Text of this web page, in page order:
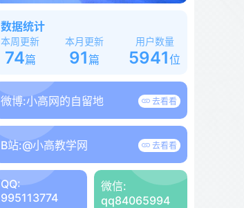
数据统计
本周更新
74篇
本月更新
91篇
用户数量
5941位
微博:小高网的自留地 去看看
B站:@小高教学网 去看看
QQ:
995113774
微信:
qq84065994